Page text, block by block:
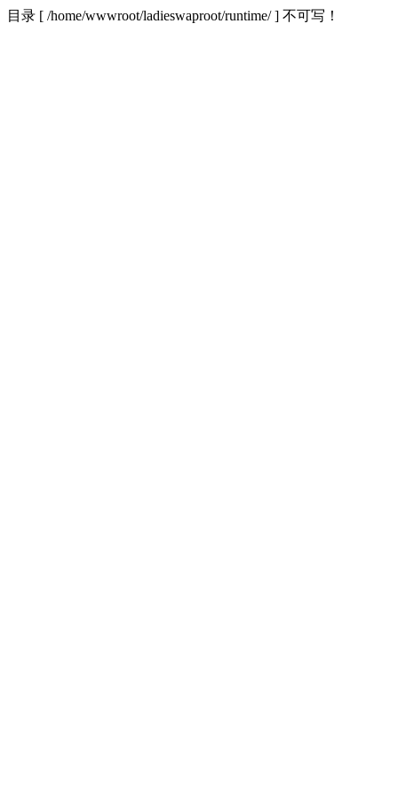
目录 [ /home/wwwroot/ladieswaproot/runtime/ ] 不可写！